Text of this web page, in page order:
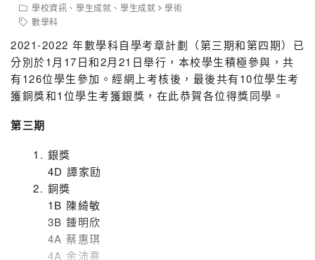
學校資訊 、學生成就 、學生成就
學術
數學科
2021-2022 年數學科自學考章計劃（第三期和第四期）已
分別於1月17日和2月21日舉行，本校學生積極參與，共
有126位學生參加。經網上考核後，最後共有10位學生考
獲銅獎和1位學生考獲銀獎，在此恭賀各位得獎同學。
第三期
銀獎
4D 譚家劻
銅獎
1B 陳綺敏
3B 鍾明欣
4A 蔡惠琪
4A 余沛熹